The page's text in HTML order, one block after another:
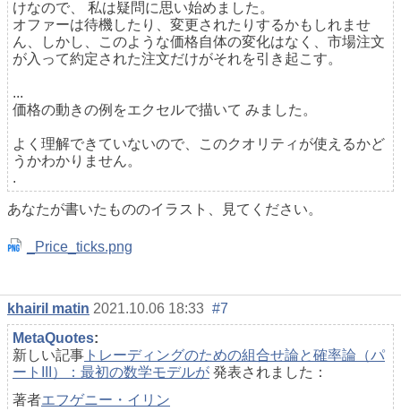
けなので、
私は疑問に思い始めました。
オファーは待機したり、変更されたりするかもしれませ
ん、しかし、このような価格自体の変化はなく、市場注文
が入って約定された注文だけがそれを引き起こす。
...
価格の動きの例をエクセルで描いて みました 。
よく理解できていないので、このクオリティが使えるかど
うかわかりません。
.
あなたが書いたもののイラスト、見てください。
_Price_ticks.png
khairil matin 2021.10.06 18:33 #7
MetaQuotes:
新しい記事 トレーディングのための組合せ論と確率論（パ
ートIII）：最初の数学モデルが 発表されました：
著者エフゲニー・イリン